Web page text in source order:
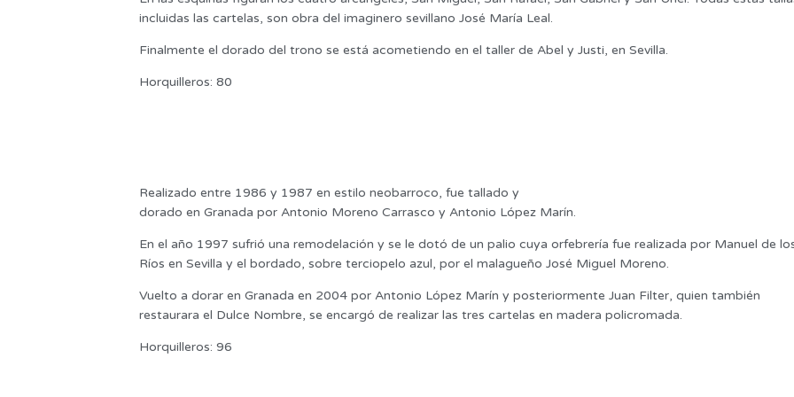
incluidas las cartelas, son obra del imaginero sevillano José María Leal.
Finalmente el dorado del trono se está acometiendo en el taller de Abel y Justi, en Sevilla.
Horquilleros: 80
Realizado entre 1986 y 1987 en estilo neobarroco, fue tallado y
dorado en Granada por Antonio Moreno Carrasco y Antonio López Marín.
En el año 1997 sufrió una remodelación y se le dotó de un palio cuya orfebrería fue realizada por Manuel de
Ríos en Sevilla y el bordado, sobre terciopelo azul, por el malagueño José Miguel Moreno.
Vuelto a dorar en Granada en 2004 por Antonio López Marín y posteriormente Juan Filter, quien también
restaurara el Dulce Nombre, se encargó de realizar las tres cartelas en madera policromada.
Horquilleros: 96